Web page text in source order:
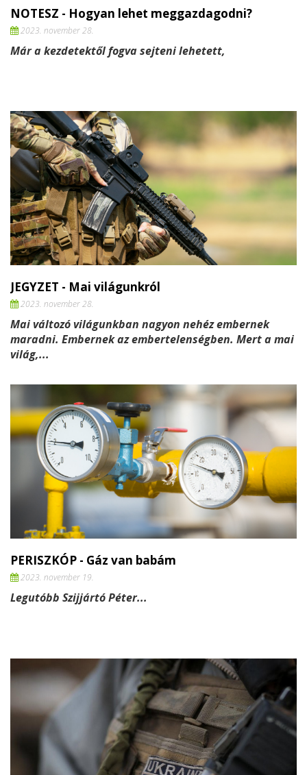
NOTESZ - Hogyan lehet meggazdagodni?
2023. november 28.
Már a kezdetektől fogva sejteni lehetett,
JEGYZET - Mai világunkról
2023. november 28.
Mai változó világunkban nagyon nehéz embernek
maradni. Embernek az embertelenségben. Mert a mai
világ,...
PERISZKÓP - Gáz van babám
2023. november 19.
Legutóbb Szijjártó Péter...